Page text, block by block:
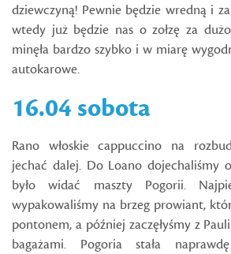
dziewczyną! Pewnie będzie wredną i
wtedy już będzie nas o zołzę za
minęła bardzo szybko i w miarę
autokarowe.
16.04 sobota
Rano włoskie cappuccino na
jechać dalej. Do Loano dojechaliśmy
było widać maszty Pogorii.
wypakowaliśmy na brzeg prowiant,
pontonem, a później zaczęłyśmy z
bagażami. Pogoria stała